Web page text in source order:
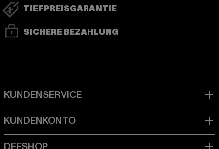
TIEFPREISGARANTIE
SICHERE BEZAHLUNG